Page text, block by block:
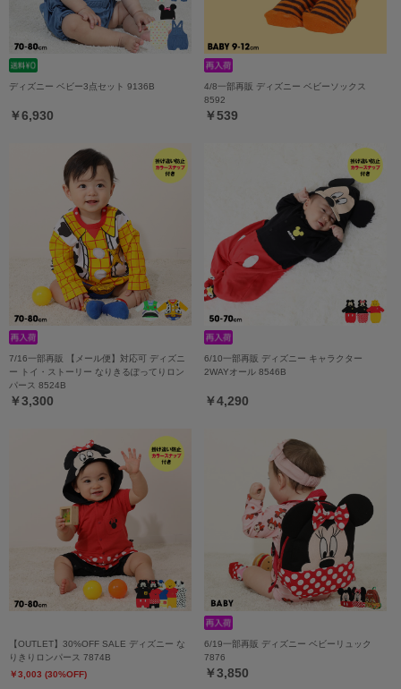
ディズニー ベビー3点セット 9136B
￥6,930
4/8一部再販 ディズニー ベビーソックス
8592
￥539
7/16一部再販 【メール便】対応可 ディズニ
ー トイ・ストーリー なりきるぽってりロン
パース 8524B
￥3,300
6/10一部再販 ディズニー キャラクター
2WAYオール 8546B
￥4,290
【OUTLET】30%OFF SALE ディズニー な
りきりロンパース 7874B
￥3,003 (30%OFF)
6/19一部再販 ディズニー ベビーリュック
7876
￥3,850